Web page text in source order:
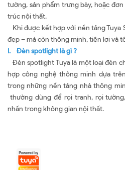
tường, sản phẩm trưng bày, hoặc
trúc nội thất.
Khi được kết hợp với nền tảng Tuya
đẹp – mà còn thông minh, tiện lợi và
I. Đèn spotlight là gì ?
Đèn spotlight Tuya là một loại đèn
hợp công nghệ thông minh dựa
trong những nền tảng nhà thông
thường dùng để rọi tranh, rọi
nhấn trong không gian nội thất.